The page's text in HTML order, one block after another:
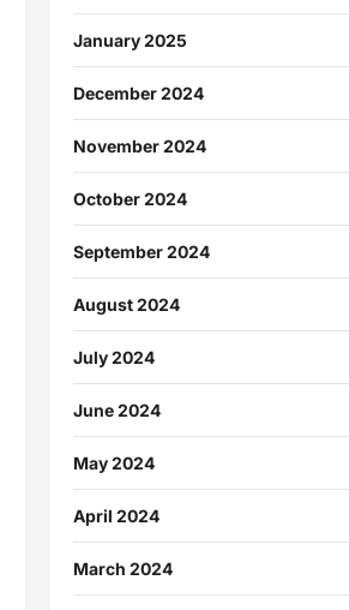
January 2025
December 2024
November 2024
October 2024
September 2024
August 2024
July 2024
June 2024
May 2024
April 2024
March 2024